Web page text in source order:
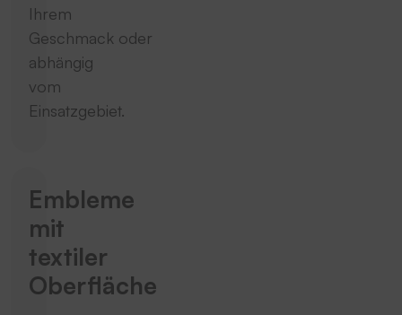
Ihrem
Geschmack oder
abhängig
vom
Einsatzgebiet.
Embleme
mit
textiler
Oberfläche